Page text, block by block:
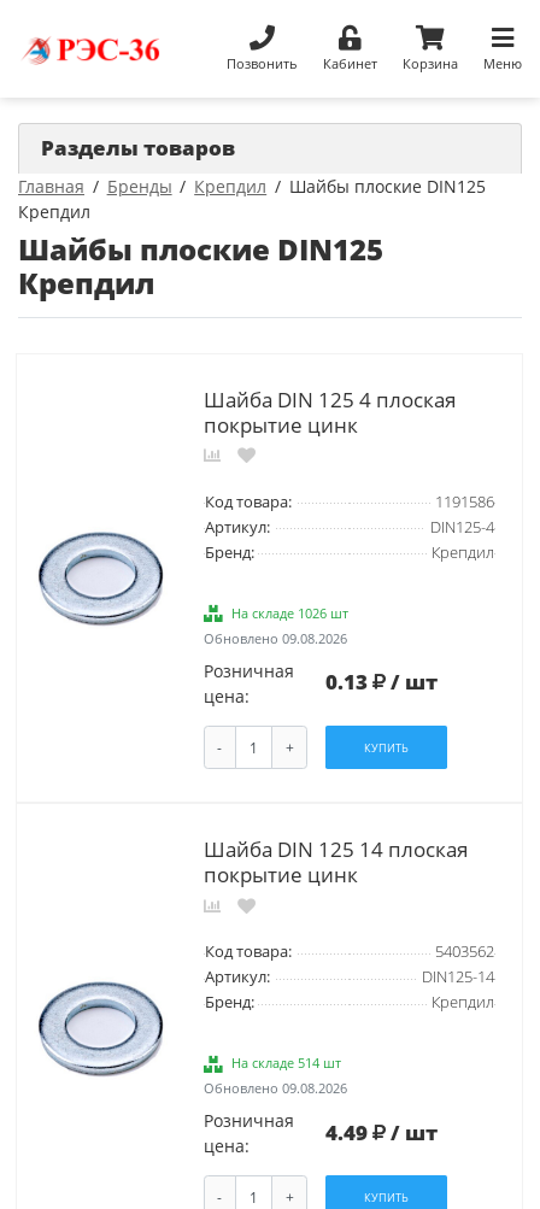
Позвонить Кабинет Корзина Меню
Главная Бренды Крепдил
Шайбы плоские DIN125
Крепдил
Шайбы плоские DIN125
Крепдил
Шайба DIN 125 4 плоская
покрытие цинк
Код товара:
1191586
Артикул:
DIN125-4
Бренд:
Крепдил
На складе 1026 шт
Обновлено 09.08.2026
Розничная
цена:
0.13 / шт
- + КУПИТЬ
Шайба DIN 125 14 плоская
покрытие цинк
Код товара:
5403562
Артикул:
DIN125-14
Бренд:
Крепдил
На складе 514 шт
Обновлено 09.08.2026
Розничная
цена:
4.49 / шт
- + КУПИТЬ
Разделы товаров